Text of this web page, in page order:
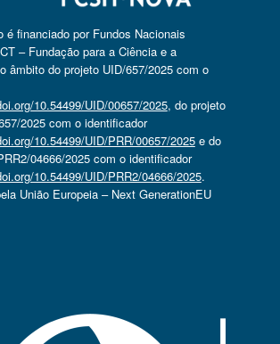
é financiado por Fundos Nacionais
– Fundação para a Ciência e a
âmbito do projeto UID/657/2025 com o
10.54499/UID/00657/2025, do projeto
2025 com o identificador
10.54499/UID/PRR/00657/2025e do
04666/2025 com o identificador
10.54499/UID/PRR2/04666/2025.
União Europeia – Next GenerationEU